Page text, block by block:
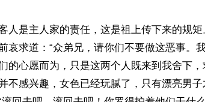
人是主人家的责任，这是祖上传下来的规矩
哀求道：“众弟兄，请你们不要做这恶事。
的心愿而为，只是这两个人既来到我舍下
不感兴趣，女色已经玩腻了，只有漂亮男